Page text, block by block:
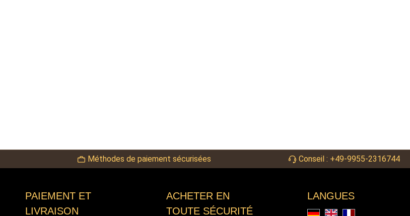
Méthodes de paiement sécurisées Conseil : +49-9955-2316744
PAIEMENT ET
LIVRAISON
ACHETER EN
TOUTE SÉCURITÉ
LANGUES